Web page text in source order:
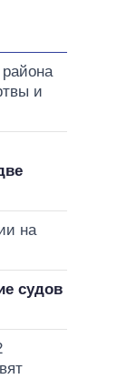
и
на
судов